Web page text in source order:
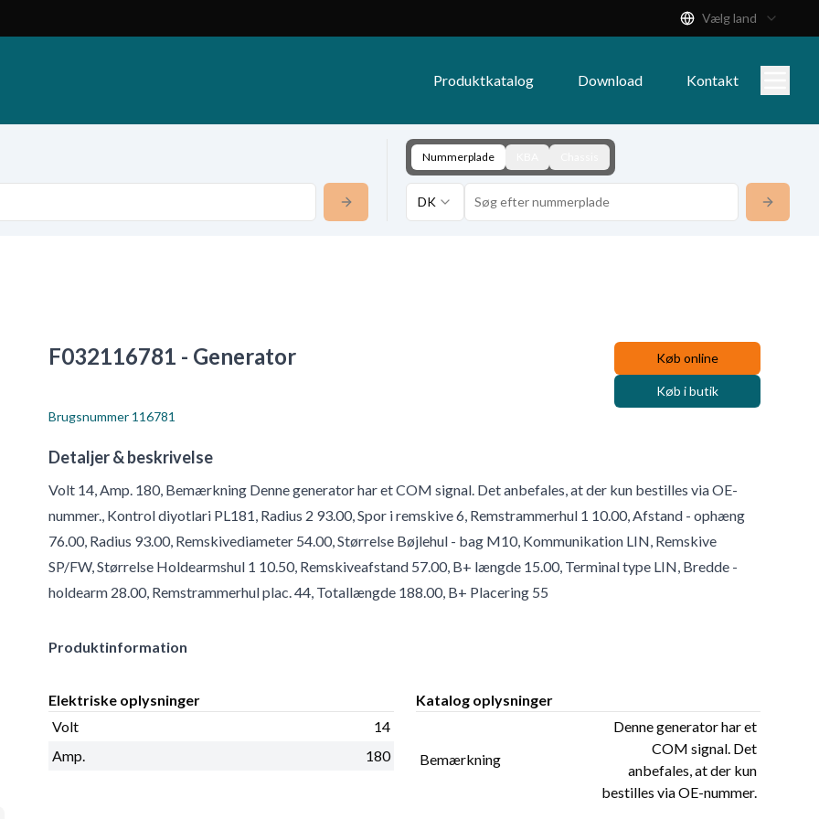
Vælg land
Produktkatalog Download Kontakt
Nummerplade
DK
F032116781 - Generator Køb online
Køb i butik
Brugsnummer 116781
Detaljer & beskrivelse
Volt 14, Amp. 180, Bemærkning Denne generator har et COM signal. Det anbefales, at der kun bestilles via OE-
nummer., Kontrol diyotlari PL181, Radius 2 93.00, Spor i remskive 6, Remstrammerhul 1 10.00, Afstand - ophæng
76.00, Radius 93.00, Remskivediameter 54.00, Størrelse Bøjlehul - bag M10, Kommunikation LIN, Remskive
SP/FW, Størrelse Holdearmshul 1 10.50, Remskiveafstand 57.00, B+ længde 15.00, Terminal type LIN, Bredde -
holdearm 28.00, Remstrammerhul plac. 44, Totallængde 188.00, B+ Placering 55
Produktinformation
Elektriske oplysninger
Volt
14
Amp.
180
Katalog oplysninger
Bemærkning
Denne generator har et
COM signal. Det
anbefales, at der kun
bestilles via OE-nummer.